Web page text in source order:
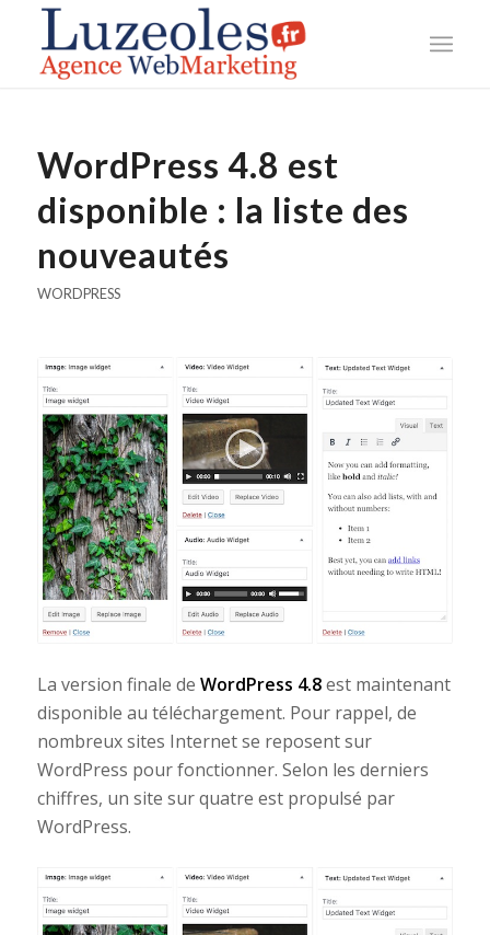
WordPress 4.8 est
disponible : la liste des
nouveautés
WORDPRESS
La version finale de WordPress 4.8est maintenant
disponible au téléchargement. Pour rappel, de
nombreux sites Internet se reposent sur
WordPress pour fonctionner. Selon les derniers
chiffres, un site sur quatre est propulsé par
WordPress.